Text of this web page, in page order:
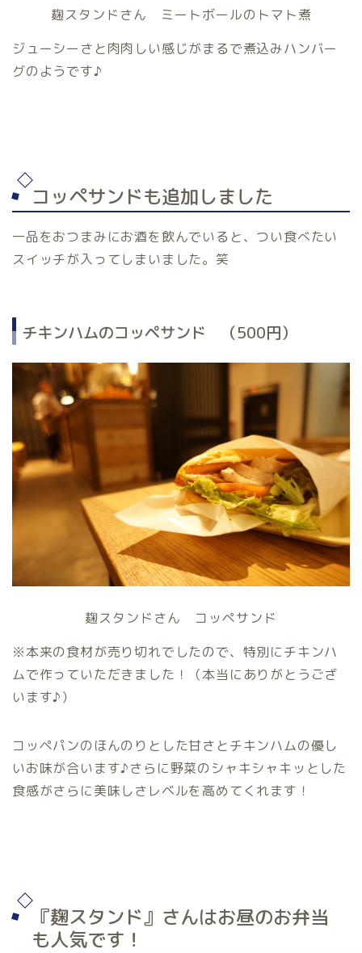
麹スタンドさん ミートボールのトマト煮
ジューシーさと肉肉しい感じがまるで煮込みハンバー
グのようです♪
コッペサンドも追加しました
一品をおつまみにお酒を飲んでいると、つい食べたい
スイッチが入ってしまいました。笑
チキンハムのコッペサンド （500円）
麹スタンドさん コッペサンド
※本来の食材が売り切れでしたので、特別にチキンハ
ムで作っていただきました！（本当にありがとうござ
います♪）
コッペパンのほんのりとした甘さとチキンハムの優し
いお味が合います♪さらに野菜のシャキシャキッとした
食感がさらに美味しさレベルを高めてくれます！
『麹スタンド』さんはお昼のお弁当
も人気です！